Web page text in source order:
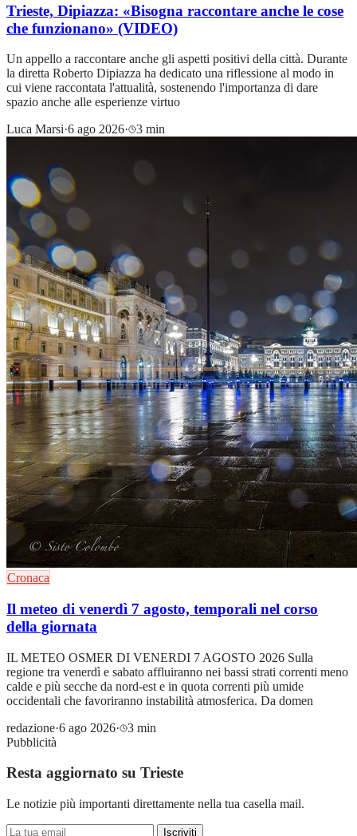
Trieste, Dipiazza: «Bisogna raccontare anche le cose
che funzionano» (VIDEO)
Un appello a raccontare anche gli aspetti positivi della città. Durante
la diretta Roberto Dipiazza ha dedicato una riflessione al modo in
cui viene raccontata l'attualità, sostenendo l'importanza di dare
spazio anche alle esperienze virtuo
Luca Marsi·6 ago 2026· 3 min
Cronaca
Il meteo di venerdì 7 agosto, temporali nel corso
della giornata
IL METEO OSMER DI VENERDI 7 AGOSTO 2026 Sulla
regione tra venerdì e sabato affluiranno nei bassi strati correnti meno
calde e più secche da nord-est e in quota correnti più umide
occidentali che favoriranno instabilità atmosferica. Da domen
redazione·6 ago 2026·
3 min
Pubblicità
Resta aggiornato su Trieste
Le notizie più importanti direttamente nella tua casella mail.
Iscriviti